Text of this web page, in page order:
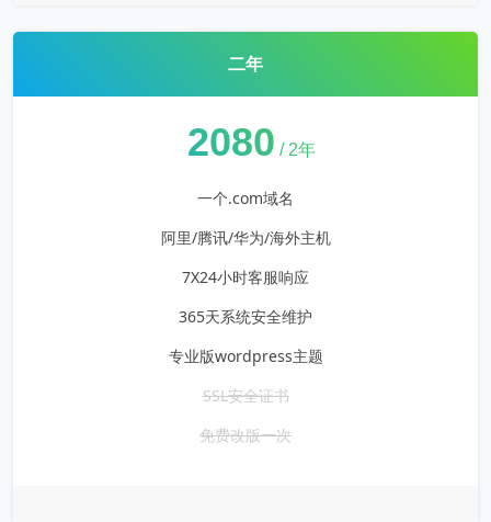
二年
2080 / 2年
一个.com域名
阿里/腾讯/华为/海外主机
7X24小时客服响应
365天系统安全维护
专业版wordpress主题
SSL安全证书
免费改版一次